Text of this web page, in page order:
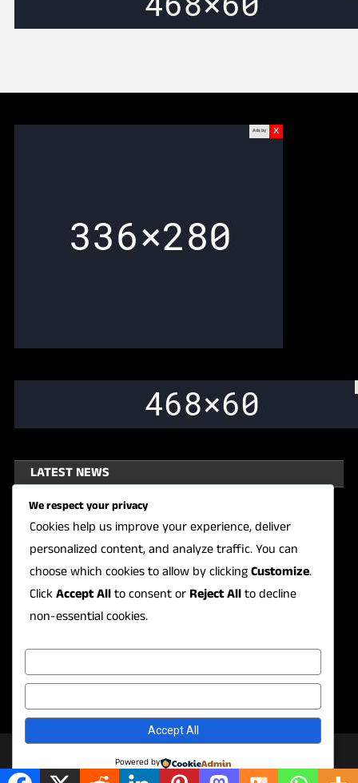
Ads by x
LATEST NEWS
ಅತಿವೃಷ್ಠಿ ಹಾನಿಗೆ ತಕ್ಷಣ ಪರಿಹಾರ; ಸಚಿವರ
ಸಭೆಯಲ್ಲಿ ಕ್ಷೇತ್ರದ ಸಮಸ್ಯೆಗಳ ಪ್ರಸ್ತಾಪ
August 7, 2026
KARAVALI KARAVALI DAILY NEWS
ಮಕ್ಕಳಿಗಾಗಿ ‘ಫ್ರೀಡಮ್ ಪ್ಯಾಲೆಟ್ 2026’
ಬಹುಮಾನ
|Theme: News Portal byMystery Themes.
About
Contact Us Privacy Policy
DMCA Policy
We respect your privacy
Cookies help us improve your experience, deliver
personalized content, and analyze traffic. You can
choose which cookies to allow by clickingCustomize.
ClickAccept Allto consent orReject Allto decline
non-essential cookies.
Accept All
Powered by